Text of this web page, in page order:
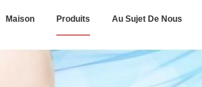
Maison Produits Au Sujet De Nous